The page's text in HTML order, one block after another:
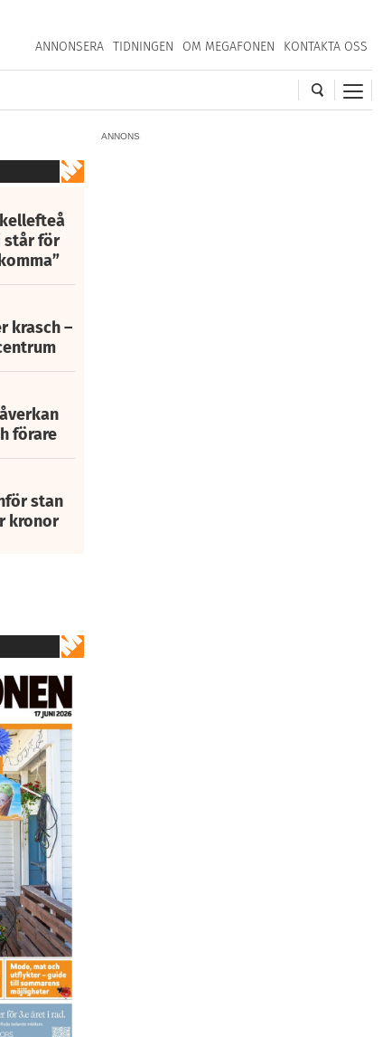
ANNONSERA TIDNINGEN OM MEGAFONEN KONTAKTA OSS
ANNONS
står för
krasch –
förare
stan
kronor